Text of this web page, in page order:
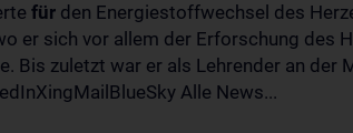
für den Energiestoffwechsel des
er sich vor allem der Erforschung des
Bis zuletzt war er als Lehrender an der
Alle News...